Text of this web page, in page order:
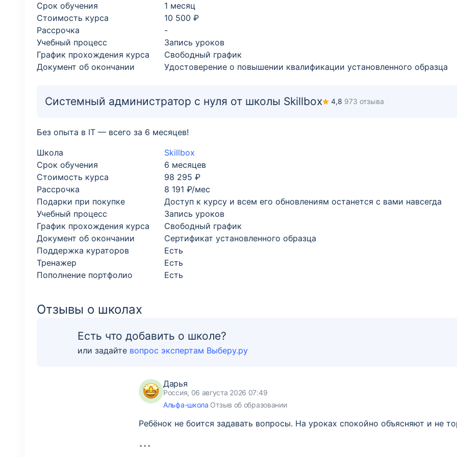
Срок обучения
1 месяц
Стоимость курса
10 500 ₽
Рассрочка
-
Учебный процесс
Запись уроков
График прохождения курса
Свободный график
Документ об окончании
Удостоверение о повышении квалификации установленного образца
Системный администратор с нуля от школы Skillbox 4,8 973 отзыва
Без опыта в IT — всего за 6 месяцев!
Школа
Skillbox
Срок обучения
6 месяцев
Стоимость курса
98 295 ₽
Рассрочка
8 191 ₽/мес
Подарки при покупке
Доступ к курсу и всем его обновлениям останется с вами навсегда
Учебный процесс
Запись уроков
График прохождения курса
Свободный график
Документ об окончании
Cертификат установленного образца
Поддержка кураторов
Есть
Тренажер
Есть
Пополнение портфолио
Есть
Отзывы о школах
Есть что добавить о школе?
или задайте вопрос экспертам Выберу.ру
Дарья
Россия, 06 августа 2026 07:49
Альфа-школа Отзыв об образовании
Ребёнок не боится задавать вопросы. На уроках спокойно объясняют и не